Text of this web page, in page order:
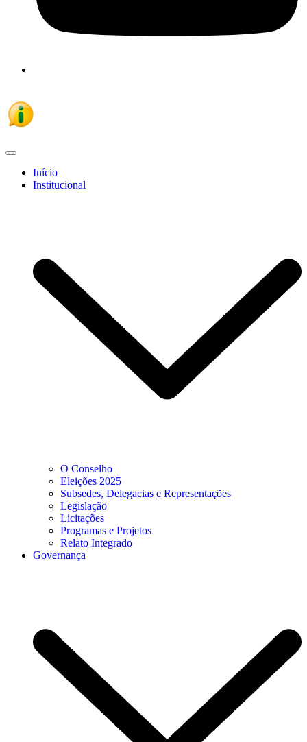
Início
Institucional
O Conselho
Eleições 2025
Subsedes, Delegacias e Representações
Legislação
Licitações
Programas e Projetos
Relato Integrado
Governança